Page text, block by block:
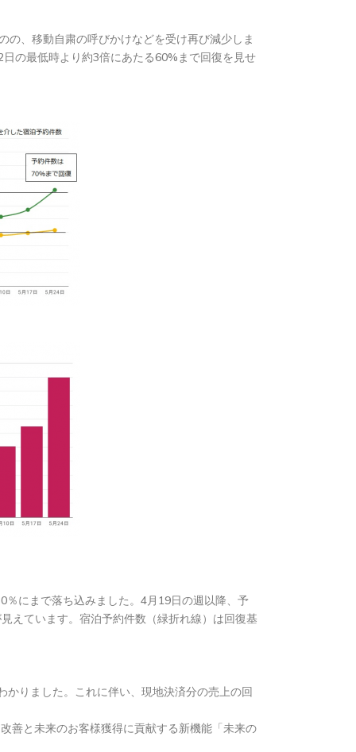
、移動自粛の呼びかけなどを受け再び減少しま
の最低時より約3倍にあたる60%まで回復を見せ
にまで落ち込みました。4月19日の週以降、予
えています。宿泊予約件数（緑折れ線）は回復基
りました。これに伴い、現地決済分の売上の回
と未来のお客様獲得に貢献する新機能「未来の